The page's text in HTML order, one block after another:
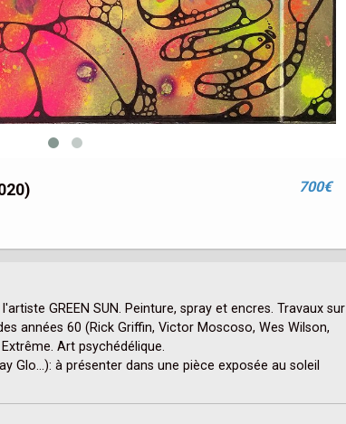
700€
GREEN SUN. Peinture, spray et encres. Travaux sur
années 60 (Rick Griffin, Victor Moscoso, Wes Wilson,
Art psychédélique.
Glo...): à présenter dans une pièce exposée au soleil